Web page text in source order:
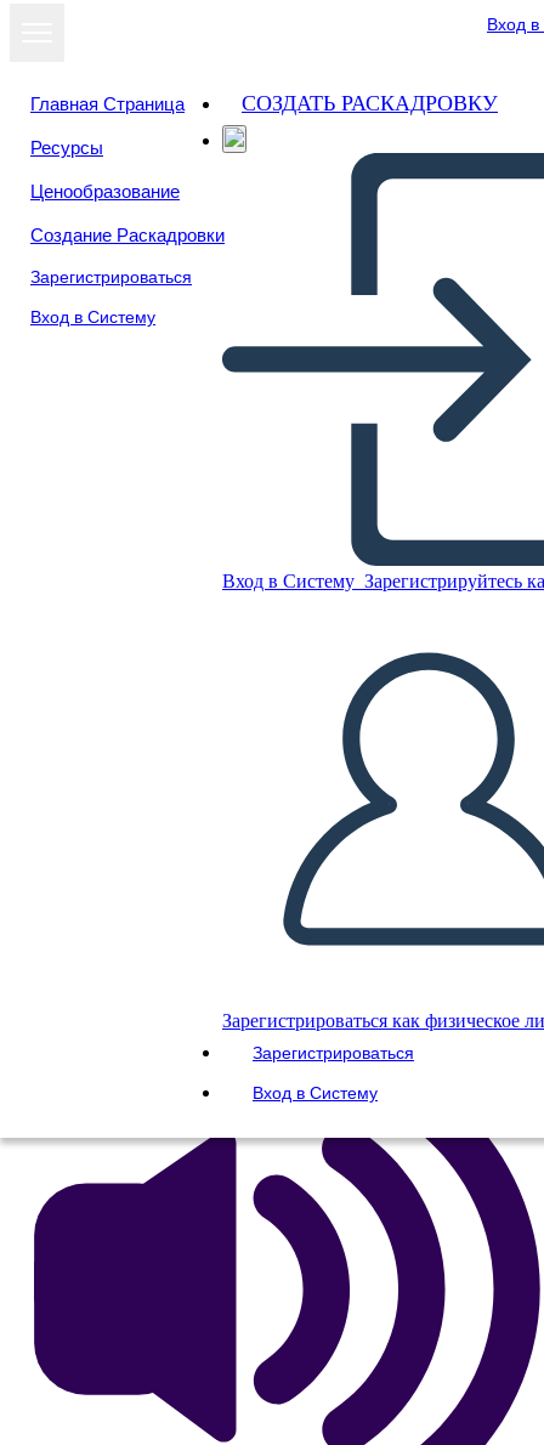
Вход
Главная Страница
Ресурсы
Ценообразование
Создание Раскадровки
Зарегистрироваться
Вход в Систему
СОЗДАТЬ РАСКАДРОВКУ
Вход в Систему Зарегистрируйтесь
Зарегистрироваться как физическое
Зарегистрироваться
Вход в Систему
Сложение - Дроби
Скопируйте эту раскадровку
СОЗДАТЬ РАСКАДРОВКУ